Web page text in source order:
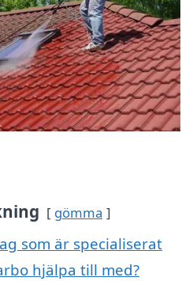
gömma
som är specialiserat
hjälpa till med?